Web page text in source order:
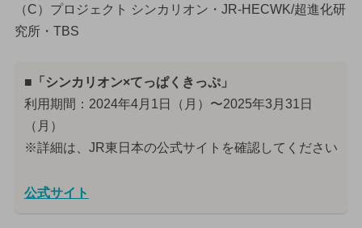
（C）プロジェクト シンカリオン・JR-HECWK/超進化研
究所・TBS
■「シンカリオン×てっぱくきっぷ」
利用期間：2024年4月1日（月）〜2025年3月31日
（月）
※詳細は、JR東日本の公式サイトを確認してください
公式サイト